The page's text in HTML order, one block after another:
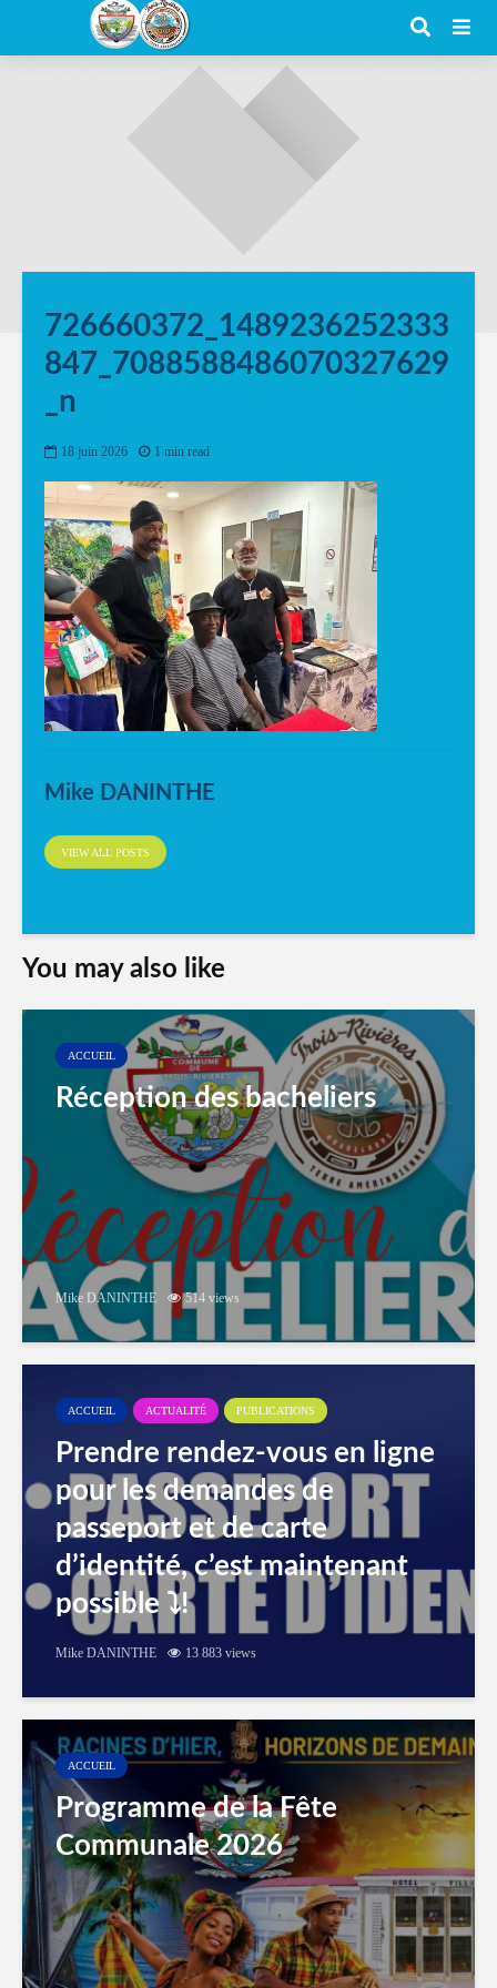
726660372_1489236252333
847_7088588486070327629
_n
18 juin 2026 1 min read
Mike DANINTHE
VIEW ALL POSTS
You may also like
ACCUEIL
Réception des bacheliers
Mike DANINTHE 514 views
ACCUEIL ACTUALITÉ PUBLICATIONS
Prendre rendez-vous en ligne
pour les demandes de
passeport et de carte
d’identité, c’est maintenant
possible ⤵️!
Mike DANINTHE 13 883 views
ACCUEIL
Programme de la Fête
Communale 2026